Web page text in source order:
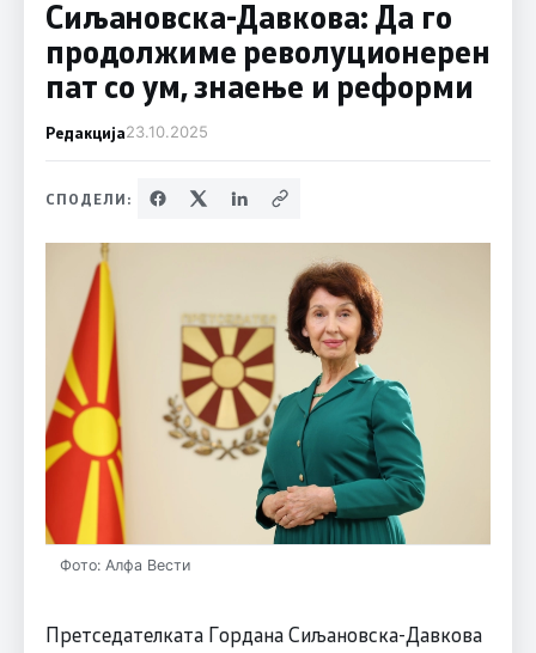
Сиљановска-Давкова: Да го
продолжиме револуционерен
пат со ум, знаење и реформи
Редакција23.10.2025
СПОДЕЛИ:
Фото: Алфа Вести
Претседателката Гордана Сиљановска-Давкова